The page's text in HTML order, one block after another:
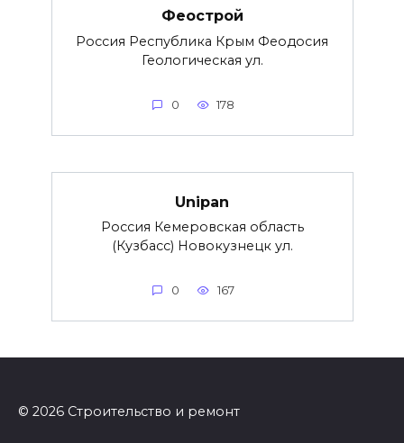
Феострой
Россия Республика Крым Феодосия
Геологическая ул.
0 178
Unipan
Россия Кемеровская область
(Кузбасс) Новокузнецк ул.
0 167
© 2026 Строительство и ремонт